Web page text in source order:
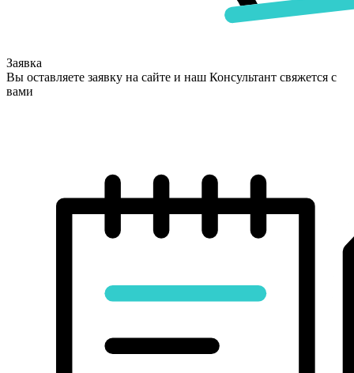
Заявка
Вы оставляете заявку на сайте и наш Консультант свяжется с
вами